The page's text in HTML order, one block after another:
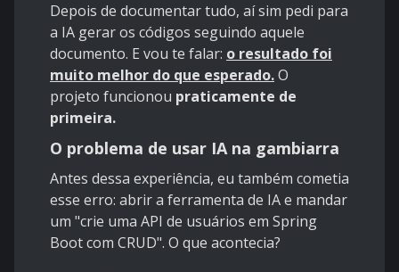
Depois de documentar tudo, aí sim pedi para
a IA gerar os códigos seguindo aquele
documento. E vou te falar: o resultado foi
muito melhor do que esperado.O
projeto funcionou praticamente de
primeira.
O problema de usar IA na gambiarra
Antes dessa experiência, eu também cometia
esse erro: abrir a ferramenta de IA e mandar
um "crie uma API de usuários em Spring
Boot com CRUD". O que acontecia?